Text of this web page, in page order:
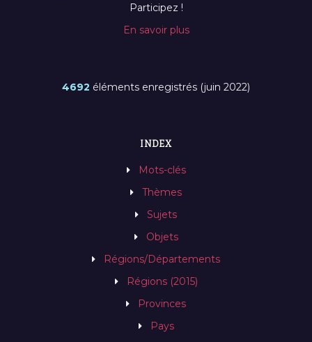
Participez !
En savoir plus
4692 éléments enregistrés (juin 2022)
INDEX
Mots-clés
Thèmes
Sujets
Objets
Régions/Départements
Régions (2015)
Provinces
Pays